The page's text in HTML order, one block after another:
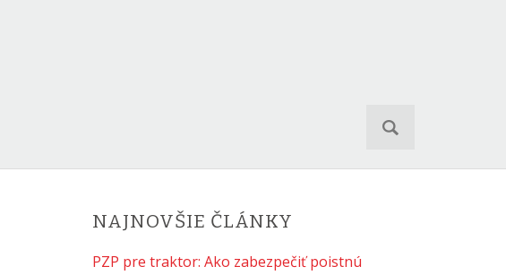
r
NAJNOVŠIE ČLÁNKY
PZP pre traktor: Ako zabezpečiť poistnú